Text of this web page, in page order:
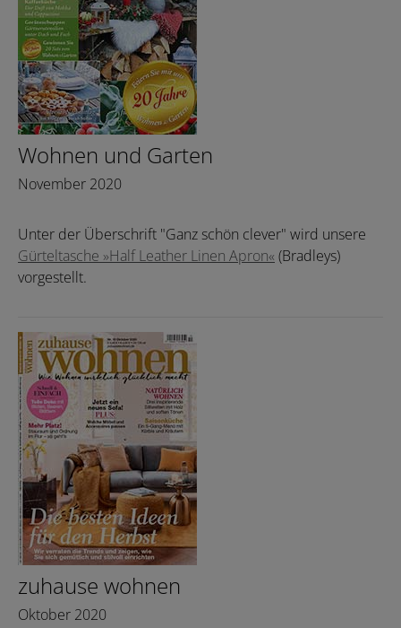
Wohnen und Garten
November 2020
Unter der Überschrift "Ganz schön clever" wird unsere
Gürteltasche »Half Leather Linen Apron« (Bradleys)
vorgestellt.
zuhause wohnen
Oktober 2020